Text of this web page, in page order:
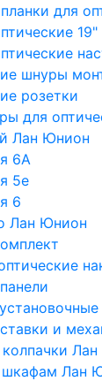
для
шнуры
розетки
для
Лан Юнион
6A
5e
6
Лан Юнион
и
шкафам Лан